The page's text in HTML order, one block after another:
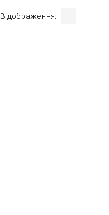
Відображення: